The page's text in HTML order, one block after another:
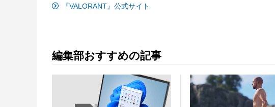
『VALORANT』公式サイト
編集部おすすめの記事